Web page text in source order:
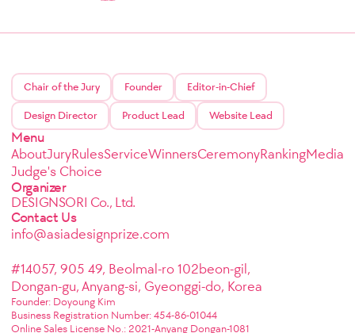
Chair of the Jury Founder Editor-in-Chief
Design Director Product Lead Website Lead
Menu
AboutJuryRulesServiceWinnersCeremonyRankingMedia
Judge's Choice
Organizer
DESIGNSORI Co., Ltd.
Contact Us
info@asiadesignprize.com
#14057, 905 49, Beolmal-ro 102beon-gil,
Dongan-gu, Anyang-si, Gyeonggi-do, Korea
Founder: Doyoung Kim
Business Registration Number: 454-86-01044
Online Sales License No.: 2021-Anyang Dongan-1081